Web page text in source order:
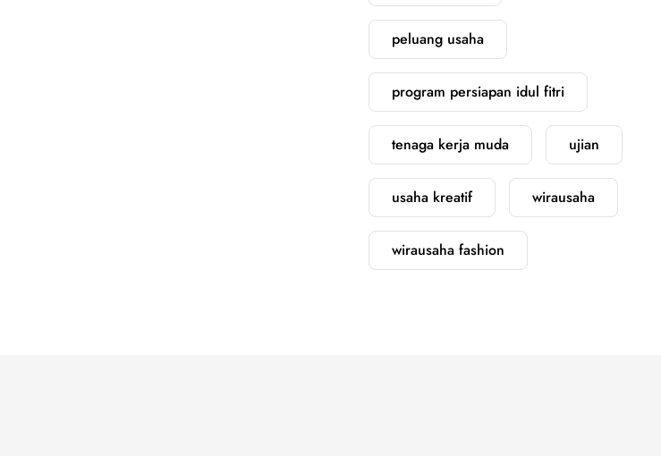
peluang usaha
program persiapan idul fitri
tenaga kerja muda ujian
usaha kreatif wirausaha
wirausaha fashion